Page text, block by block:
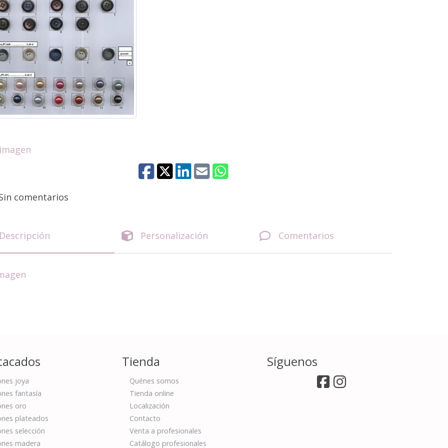
comentarios
Personalización Comentarios
joya
fantasía
oro
plateados
selección
madera
Tienda
Quénes somos
Tienda online
Localización
Contacto
Venta a profesionales
Catálogo profesionales
Síguenos